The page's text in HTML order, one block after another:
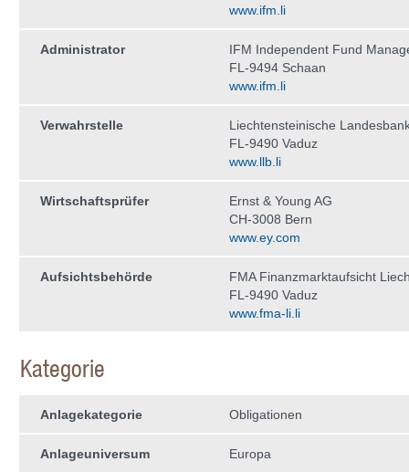
www.ifm.li
Administrator
IFM Independent Fund
FL-9494 Schaan
www.ifm.li
Verwahrstelle
Liechtensteinische
FL-9490 Vaduz
www.llb.li
Wirtschaftsprüfer
Ernst & Young AG
CH-3008 Bern
www.ey.com
Aufsichtsbehörde
FMA Finanzmarktaufsicht
FL-9490 Vaduz
www.fma-li.li
Kategorie
Anlagekategorie Obligationen
Anlageuniversum Europa